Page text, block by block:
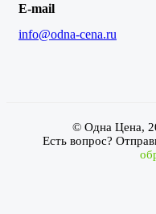
E-mail
info@odna-cena.ru
© Одна Цена,
Есть вопрос?